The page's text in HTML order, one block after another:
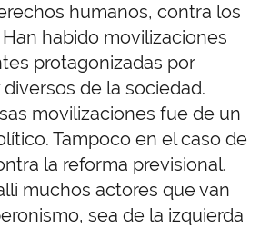
humanos, contra los
habido movilizaciones
protagonizadas por
de la sociedad.
movilizaciones fue de un
Tampoco en el caso de
la reforma previsional.
muchos actores que van
sea de la izquierda